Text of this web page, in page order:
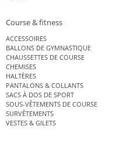
Course & fitness
ACCESSOIRES
BALLONS DE GYMNASTIQUE
CHAUSSETTES DE COURSE
CHEMISES
HALTÈRES
PANTALONS & COLLANTS
SACS À DOS DE SPORT
SOUS-VÊTEMENTS DE COURSE
SURVÊTEMENTS
VESTES & GILETS